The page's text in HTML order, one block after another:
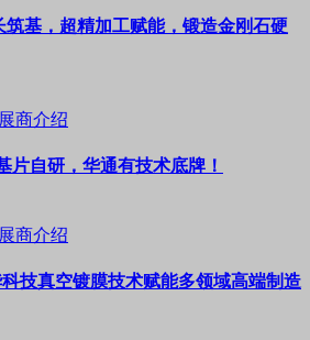
基，超精加工赋能，锻造金刚石硬
商介绍
片自研，华通有技术底牌！
商介绍
技真空镀膜技术赋能多领域高端制造